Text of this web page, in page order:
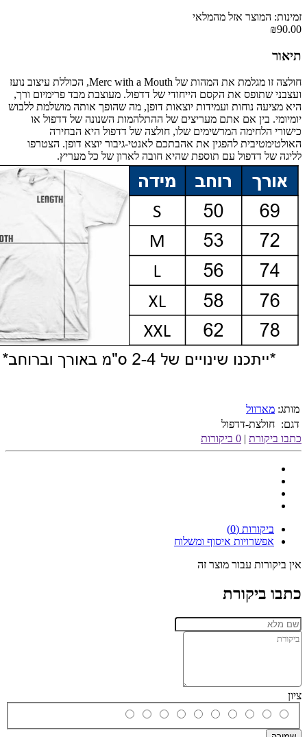
זמינות: המוצר אזל מהמלאי
₪90.00
תיאור
חולצה זו מגלמת את המהות של Merc with a Mouth, הכוללת עיצוב נועז
ועצבני שתופס את הקסם הייחודי של דדפול. מעוצבת מבד פרימיום ורך,
היא מציעה נוחות ועמידות יוצאות דופן, מה שהופך אותה מושלמת ללבוש
יומיומי. בין אם אתם מעריצים של ההתלהמות השנונה של דדפול או
כישורי הלחימה המרשימים שלו, חולצה של דדפול היא הבחירה
האולטימטיבית להפגין את אהבתכם לאנטי-גיבור יוצא דופן. הצטרפו
לליגה של דדפול עם תוספת שהיא חובה לארון של כל מעריץ.
מותג: מארוול
דגם: חולצת-דדפול
כתבו ביקורת | 0 ביקורות
ביקורות (0)
אפשרויות איסוף ומשלוח
אין ביקורות עבור מוצר זה
כתבו ביקורת
ציון